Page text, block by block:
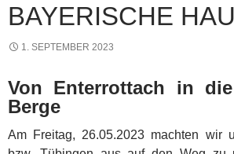
BAYERISCHE
1. SEPTEMBER 2023
Von Enterrottach in
Berge
Am Freitag, 26.05.2023 machten wir